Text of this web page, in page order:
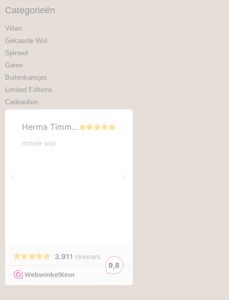
Categorieën
Vilten
Gekaarde Wol
Spinwol
Garen
Buitenkansjes
Limited Editions
Cadeaubon